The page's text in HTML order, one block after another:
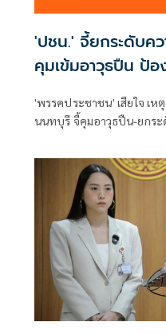
'ปชน.' จี้ยกระดับค
คุมเข้มอาวุธปืน ป้อ
'พรรคประชาชน' เสียใจ เห
นนทบุรี จี้คุมอาวุธปืน-ยกร